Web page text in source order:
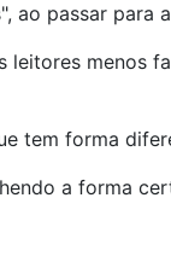
ao passar
leitores menos
tem forma
a forma